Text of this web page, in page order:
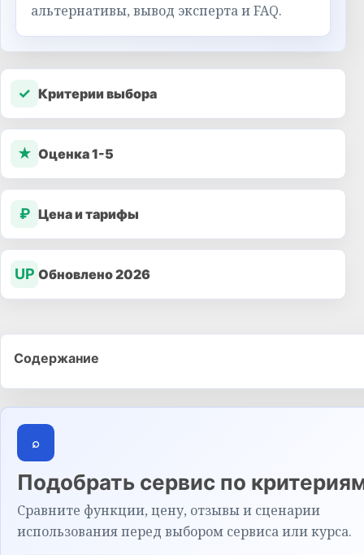
альтернативы, вывод эксперта и FAQ.
✓ Критерии выбора
★ Оценка 1-5
₽ Цена и тарифы
UP Обновлено 2026
Содержание
⌕
Подобрать сервис по
Сравните функции, цену, отзывы и сценарии
использования перед выбором сервиса или курса.